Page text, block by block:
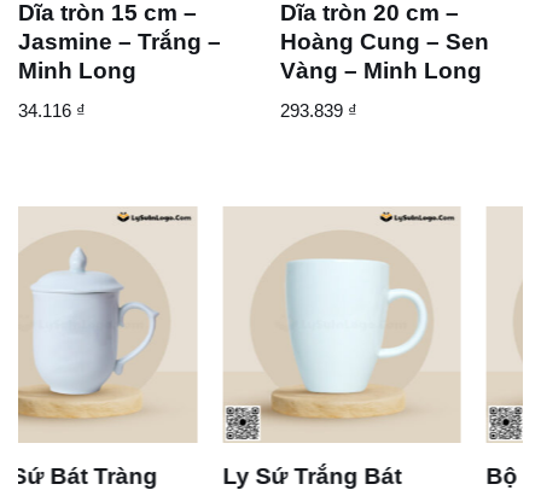
Dĩa tròn 15 cm –
Jasmine – Trắng –
Minh Long
34.116 ₫
Dĩa tròn 20 cm –
Hoàng Cung – Sen
Vàng – Minh Long
293.839 ₫
Ly Sứ Trắng Bát
Bộ Ly Sứ Trắng Bát